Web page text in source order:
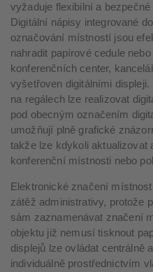
vyžaduje flexibilní a
Digitální nápisy integrované
označování místností jsou
nahradit papírové cedule
konferenčních center,
vyšetřoven digitálními
na regálech lze realizovat
pod obecným označením
umožňují plně grafické
takže lze kdykoli aktualizovat
konferenční místnosti nebo
Elektronické značení
zátěž administrativy, protože
sám zaznamenávat značení
objektu již nemusí tisknout
displejů lze ovládat centrálně
individuálně prostřednictvím